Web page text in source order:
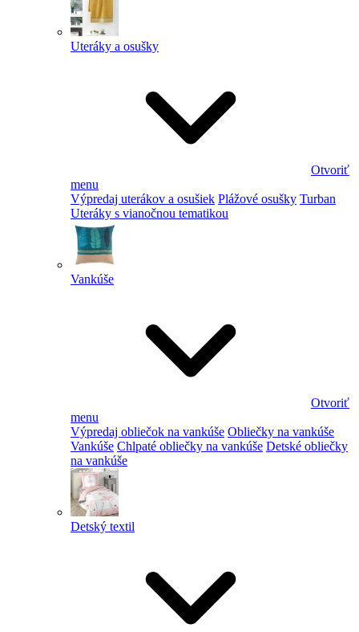
Uteráky a osušky
Otvoriť
menu
Výpredaj uterákov a osušiek Plážové osušky Turban
Uteráky s vianočnou tematikou
Vankúše
Otvoriť
menu
Výpredaj obliečok na vankúše Obliečky na vankúše
Vankúše Chlpaté obliečky na vankúše Detské obliečky
na vankúše
Detský textil